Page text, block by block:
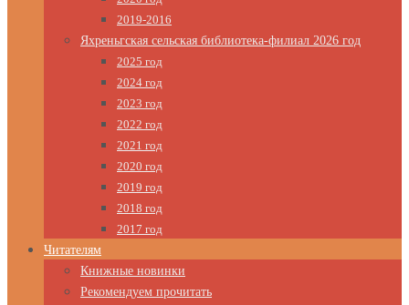
2019-2016
Яхреньгская сельская библиотека-филиал 2026 год
2025 год
2024 год
2023 год
2022 год
2021 год
2020 год
2019 год
2018 год
2017 год
Читателям
Книжные новинки
Рекомендуем прочитать